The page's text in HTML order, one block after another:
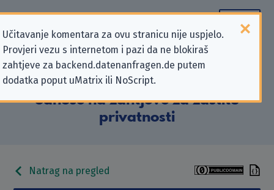
Učitavanje komentara za ovu stranicu nije uspjelo.
Provjeri vezu s internetom i pazi da ne blokiraš
zahtjeve za backend.datenanfragen.de putem
dodatka poput uMatrix ili NoScript.
Podaci kontakta „Zoom Video
Communications, Inc.” koji se
odnose na zahtjeve za zaštitu
privatnosti
Natrag na pregled